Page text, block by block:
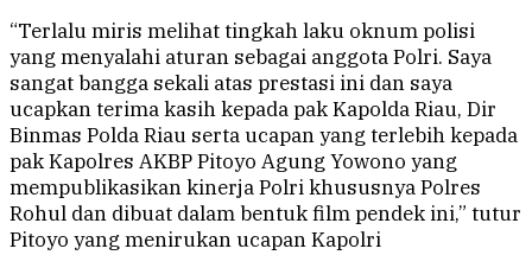
“Terlalu miris melihat tingkah laku oknum polisi
yang menyalahi aturan sebagai anggota Polri. Saya
sangat bangga sekali atas prestasi ini dan saya
ucapkan terima kasih kepada pak Kapolda Riau, Dir
Binmas Polda Riau serta ucapan yang terlebih kepada
pak Kapolres AKBP Pitoyo Agung Yowono yang
mempublikasikan kinerja Polri khususnya Polres
Rohul dan dibuat dalam bentuk film pendek ini,” tutur
Pitoyo yang menirukan ucapan Kapolri